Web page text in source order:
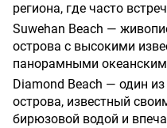
региона, где часто
Suwehan Beach —
острова с высокими
панорамными
Diamond Beach — один
острова, известный
бирюзовой водой и